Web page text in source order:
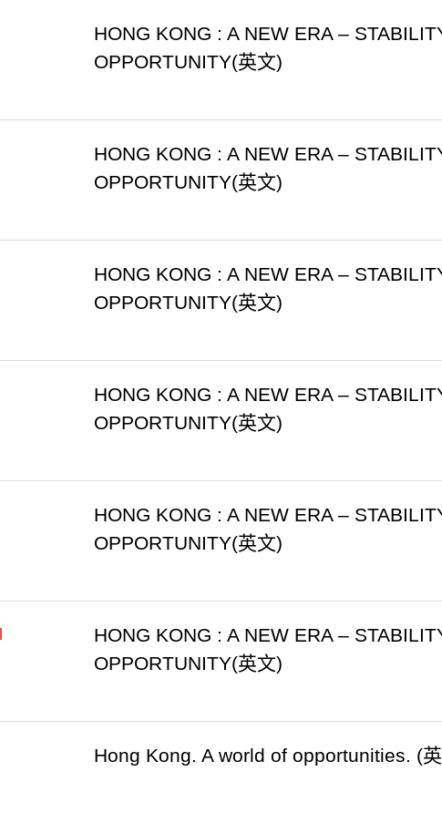
HONG KONG : A NEW ERA –
OPPORTUNITY(英文)
HONG KONG : A NEW ERA –
OPPORTUNITY(英文)
HONG KONG : A NEW ERA –
OPPORTUNITY(英文)
HONG KONG : A NEW ERA –
OPPORTUNITY(英文)
HONG KONG : A NEW ERA –
OPPORTUNITY(英文)
HONG KONG : A NEW ERA –
OPPORTUNITY(英文)
Hong Kong. A world of opportunities. (